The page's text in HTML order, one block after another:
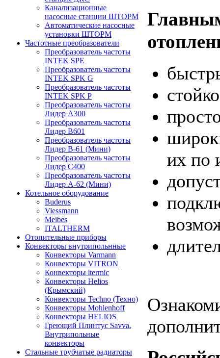
Канализационные
насосные станции ШТОРМ
Автоматические насосные
установки ШТОРМ
Частотные преобразователи
Преобразователь частоты
INTEK SPE
Преобразователь частоты
INTEK SPK G
Преобразователь частоты
INTEK SPK P
Преобразователь частоты
Лидер А300
Преобразователь частоты
Лидер B601
Преобразователь частоты
Лидер В-61 (Мини)
Преобразователь частоты
Лидер С400
Преобразователь частоты
Лидер А-62 (Мини)
Котельное оборудование
Buderus
Viessmann
Meibes
ITALTHERM
Отопительные приборы
Конвекторы внутрипольнные
Конвекторы Varmann
Конвекторы VITRON
Конвекторы itermic
Конвекторы Helios
(Крымский)
Конвекторы Techno (Техно)
Конвекторы Mohlenhoff
Конвекторы HELIOS
Греющий Плинтус Savva.
Внутрипольные
конвекторы
Стальные трубчатые радиаторы
их по